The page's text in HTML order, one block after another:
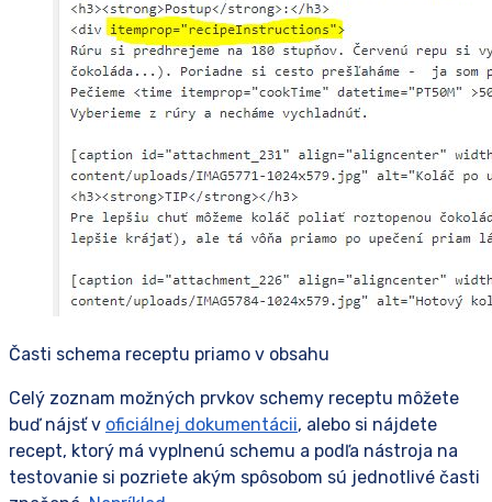
Časti schema receptu priamo v obsahu
Celý zoznam možných prvkov schemy receptu môžete
buď nájsť v oficiálnej dokumentácii, alebo si nájdete
recept, ktorý má vyplnenú schemu a podľa nástroja na
testovanie si pozriete akým spôsobom sú jednotlivé časti